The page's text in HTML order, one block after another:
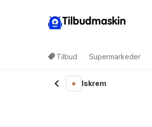
Tilbudmaskin
Tilbud Supermarkeder
Iskrem